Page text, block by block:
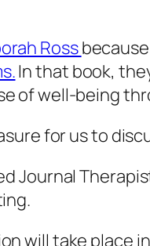
Ross
In that book,
of well-being
for us to
Journal
will take place